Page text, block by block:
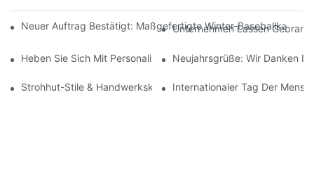
Neuer Auftrag Bestätigt: Maßgefertigte Winter-
Unternehmen Lassen
Heben Sie Sich Mit Personalisierter Kopfbedeckung Ab.
Neujahrsgrüße: Wir Danken
Strohhut-Stile & Handwerkskunst: Ein Zeitloser Sommer-
Internationaler Tag Der